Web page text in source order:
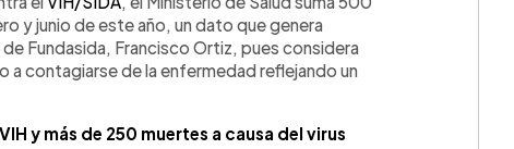
y junio de este año, un dato que genera
Fundasida, Francisco Ortiz, pues considera
a contagiarse de la enfermedad reflejando un
y más de 250 muertes a causa del virus